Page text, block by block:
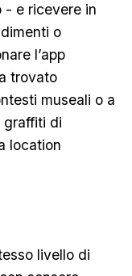
- e ricevere in
o
l’app
trovato
museali o a
graffiti di
location
livello di